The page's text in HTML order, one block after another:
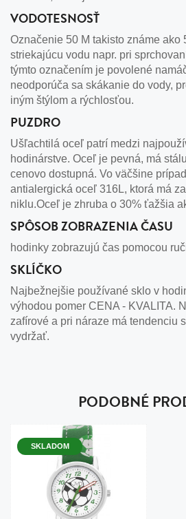
VODOTESNOSŤ
Označenie 50 M takisto známe ako
striekajúcu vodu napr. pri
týmto označením je povolené
neodporúča sa skákanie do vody,
iným štýlom a rýchlosťou.
PUZDRO
Ušľachtilá oceľ patrí medzi
hodinárstve. Oceľ je pevná, má
cenovo dostupná. Vo väčšine
antialergická oceľ 316L, ktorá má
niklu.Oceľ je zhruba o 30% ťažšia
SPÔSOB ZOBRAZENIA ČASU
hodinky zobrazujú čas pomocou
SKLÍČKO
Najbežnejšie používané sklo v
výhodou pomer CENA - KVALITA.
zafírové a pri náraze má tendenciu
vydržať.
PODOBNÉ
SKLADOM